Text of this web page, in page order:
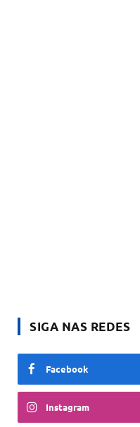
SIGA NAS REDES
Facebook
Instagram